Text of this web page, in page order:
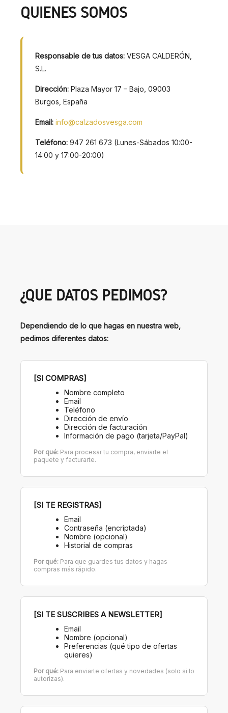
QUIÉNES SOMOS
Responsable de tus datos: VESGA CALDERÓN,
S.L.
Dirección: Plaza Mayor 17 – Bajo, 09003
Burgos, España
Email: info@calzadosvesga.com
Teléfono: 947 261 673 (Lunes-Sábados 10:00-
14:00 y 17:00-20:00)
¿QUÉ DATOS PEDIMOS?
Dependiendo de lo que hagas en nuestra web,
pedimos diferentes datos:
[SI COMPRAS]
Nombre completo
Email
Teléfono
Dirección de envío
Dirección de facturación
Información de pago (tarjeta/PayPal)
Por qué: Para procesar tu compra, enviarte el
paquete y facturarte.
[SI TE REGISTRAS]
Email
Contraseña (encriptada)
Nombre (opcional)
Historial de compras
Por qué: Para que guardes tus datos y hagas
compras más rápido.
[SI TE SUSCRIBES A NEWSLETTER]
Email
Nombre (opcional)
Preferencias (qué tipo de ofertas
quieres)
Por qué: Para enviarte ofertas y novedades (solo si lo
autorizas).